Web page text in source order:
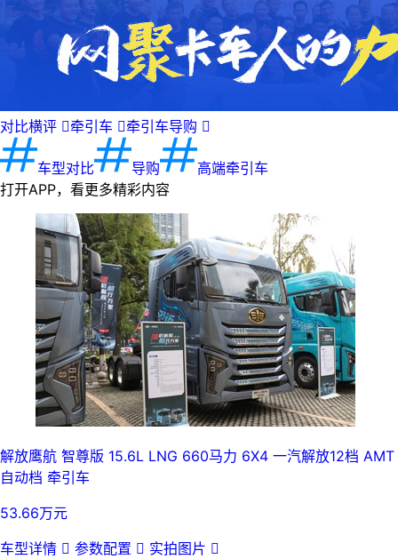
对比横评 牵引车 牵引车导购 
车型对比 导购
高端牵引车
打开APP，看更多精彩内容
解放鹰航 智尊版 15.6L LNG 660马力 6X4 一汽解放12档 AMT
自动档 牵引车
53.66万元
车型详情  参数配置  实拍图片 